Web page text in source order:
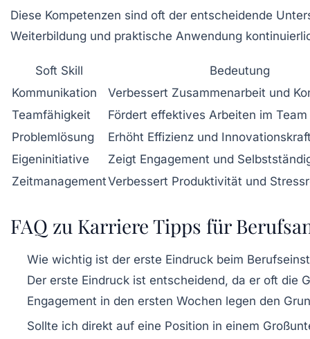
Diese Kompetenzen sind oft der entscheidende
Weiterbildung und praktische Anwendung
Soft Skill
Bedeutung
Kommunikation
Verbessert Zusammenarbeit und
Teamfähigkeit
Fördert effektives Arbeiten im Team
Problemlösung
Erhöht Effizienz und
Eigeninitiative
Zeigt Engagement und
ZeitmanagementVerbessert Produktivität und
FAQ zu Karriere Tipps für
Wie wichtig ist der erste Eindruck beim
Der erste Eindruck ist entscheidend, da er oft die
Engagement in den ersten Wochen legen den
Sollte ich direkt auf eine Position in einem